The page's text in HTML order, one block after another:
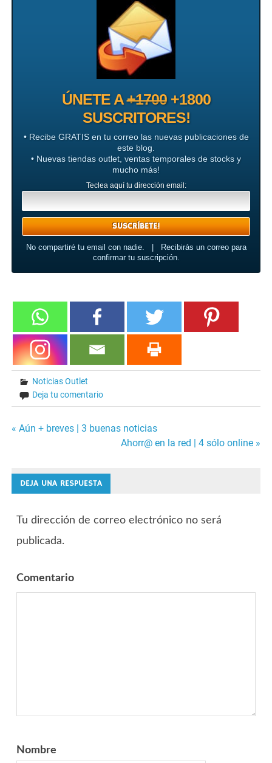
ÚNETE A+1700+1800
SUSCRITORES!
• Recibe GRATIS en tu correo las nuevas publicaciones de
este blog.
• Nuevas tiendas outlet, ventas temporales de stocks y
mucho más!
Teclea aquí tu dirección email:
No compartiré tu email con nadie. | Recibirás un correo para
confirmar tu suscripción.
Noticias Outlet
Deja tu comentario
de
entradas
« Aún + breves | 3 buenas noticias
Ahorr@ en la red | 4 sólo online »
DEJA UNA RESPUESTA
Tu dirección de correo electrónico no será
publicada.
Comentario
Nombre